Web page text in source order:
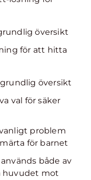
översikt
för att hitta
översikt
val för säker
problem
för barnet
både av
huvudet mot